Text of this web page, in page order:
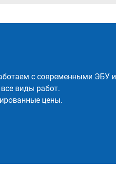
с современными ЭБУ и
виды работ.
цены.